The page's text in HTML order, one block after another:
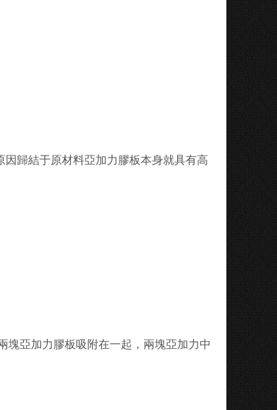
歸結于原材料亞加力膠板本身就具有高
塊亞加力膠板吸附在一起，兩塊亞加力中